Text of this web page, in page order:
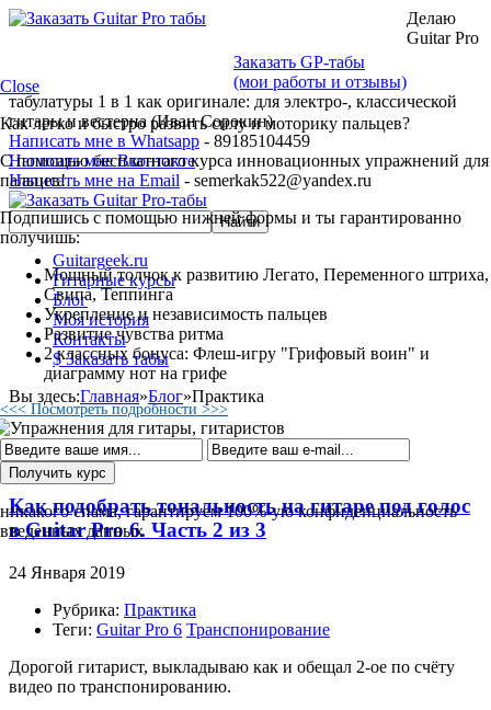
Заказать GP-табы
(мои работы и отзывы)
Делаю
Guitar Pro
табулатуры 1 в 1 как оригинале: для электро-, классической
гитары и вестерна (Иван Сорокин)
Написать мне в Whatsapp - 89185104459
Написать мне Вконтакте
Написать мне на Email - semerkak522@yandex.ru
Guitargeek.ru
Гитарные курсы
Блог
Моя история
Контакты
$ Заказать табы
Вы здесь:Главная»Блог»Практика
Практика
Как подобрать тональность на гитаре под голос
в Guitar Pro 6. Часть 2 из 3
24 Января 2019
Рубрика: Практика
Теги: Guitar Pro 6 Транспонирование
Дорогой гитарист, выкладываю как и обещал 2-ое по счёту
видео по транспонированию.
Close
Как легко и быстро развить силу и моторику пальцев?
С помощью бесплатного курса инновационных упражнений для
пальцев!
Подпишись с помощью нижней формы и ты гарантированно
получишь:
Мощный толчок к развитию Легато, Переменного штриха,
Свипа, Теппинга
Укрепление и независимость пальцев
Развитие чувства ритма
2 классных бонуса: Флеш-игру "Грифовый воин" и
диаграмму нот на грифе
<<< Посмотреть подробности >>>
никакого спама, гарантируем 100%-ую конфиденциальность
введенных данных